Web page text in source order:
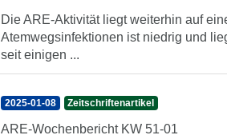
Die ARE-Aktivität liegt weiterhin auf
Atemwegsinfektionen ist niedrig und
seit einigen ...
2025-01-08 Zeitschriftenartikel
ARE-Wochenbericht KW 51-01